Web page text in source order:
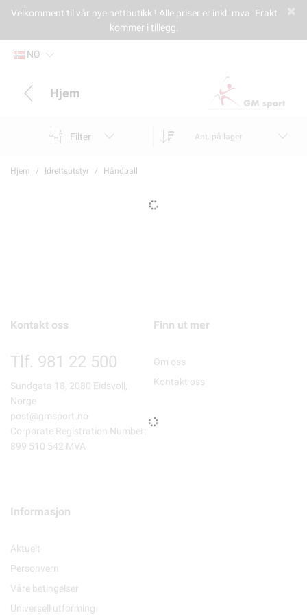
Velkomment til vår nye nettbutikk ! Alle priser er inkl. mva. Frakt
kommer i tillegg.
NO
Hjem
Filter Ant. på lager
Hjem Idrettsutstyr Håndball
Kontakt oss
Tlf. 981 22 500
Sundgata 18, 2080 Eidsvoll,
Norge
post@gmsport.no
Corporate Registration Number:
899 510 542 MVA
Finn ut mer
Om oss
Kontakt oss
Informasjon
Aktuelt
Personvern
Våre betingelser
Universell utforming